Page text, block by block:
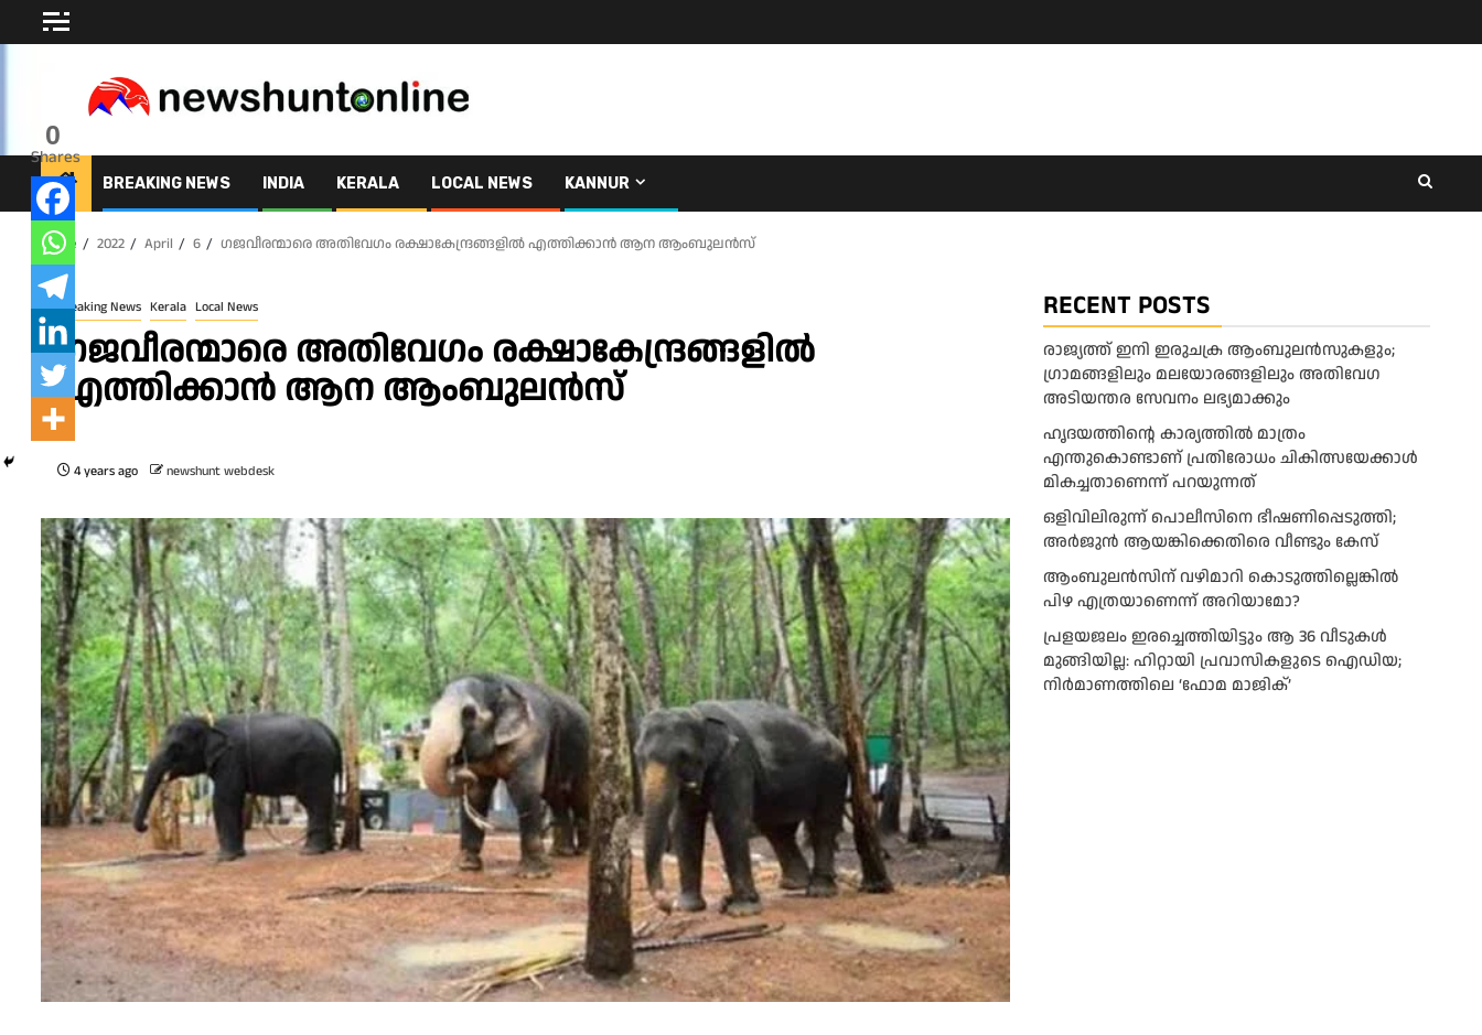
to
BREAKING NEWS INDIA KERALA LOCAL NEWS KANNUR
Home 2022 April 6 ഗജവീരന്മാരെ അതിവേഗം രക്ഷാകേന്ദ്രങ്ങളിൽ എത്തിക്കാൻ ആന ആംബുലൻസ്‌
Breaking News Kerala Local News
ഗജവീരന്മാരെ അതിവേഗം രക്ഷാകേന്ദ്രങ്ങളിൽ
എത്തിക്കാൻ ആന ആംബുലൻസ്‌
4 years ago newshunt webdesk
0
Shares
RECENT POSTS
രാജ്യത്ത് ഇനി ഇരുചക്ര ആംബുലന്‍സുകളും;
ഗ്രാമങ്ങളിലും മലയോരങ്ങളിലും അതിവേഗ
അടിയന്തര സേവനം ലഭ്യമാക്കും
ഹൃദയത്തിന്റെ കാര്യത്തിൽ മാത്രം
എന്തുകൊണ്ടാണ് പ്രതിരോധം ചികിത്സയേക്കാൾ
മികച്ചതാണെന്ന് പറയുന്നത്
ഒളിവിലിരുന്ന് പൊലീസിനെ ഭീഷണിപ്പെടുത്തി;
അർജുൻ ആയങ്കിക്കെതിരെ വീണ്ടും കേസ്
ആംബുലന്‍സിന് വഴിമാറി കൊടുത്തില്ലെങ്കില്‍
പിഴ എത്രയാണെന്ന് അറിയാമോ?
പ്രളയജലം ഇരച്ചെത്തിയിട്ടും ആ 36 വീടുകൾ
മുങ്ങിയില്ല: ഹിറ്റായി പ്രവാസികളുടെ ഐഡിയ;
നിർമാണത്തിലെ ‘ഫോമ മാജിക്’